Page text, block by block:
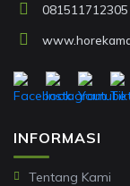
INFORMASI
Tentang Kami